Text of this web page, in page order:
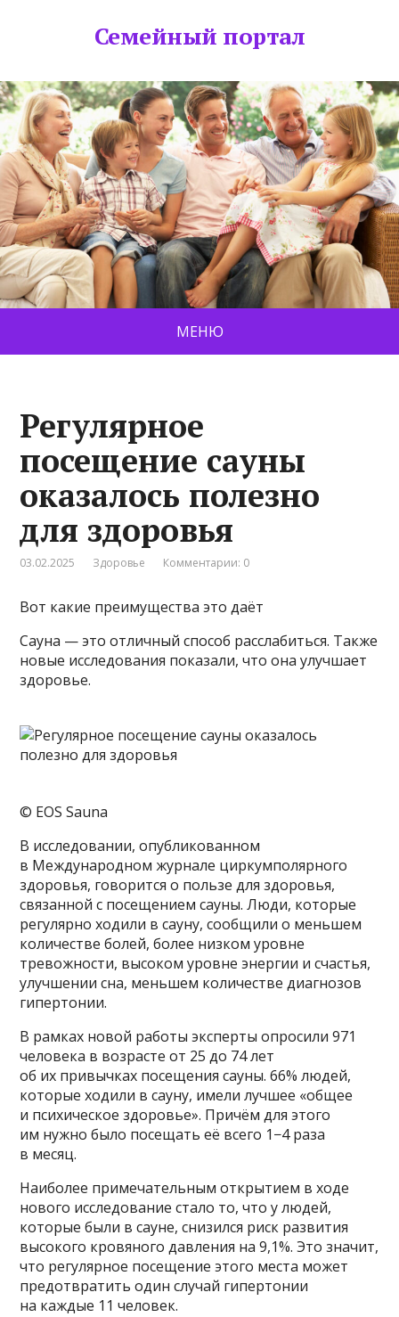
Семейный портал
МЕНЮ
Регулярное
посещение сауны
оказалось полезно
для здоровья
03.02.2025 Здоровье Комментарии: 0
Вот какие преимущества это даёт
Сауна — это отличный способ расслабиться. Также
новые исследования показали, что она улучшает
здоровье.
© EOS Sauna
В исследовании, опубликованном
в Международном журнале циркумполярного
здоровья, говорится о пользе для здоровья,
связанной с посещением сауны. Люди, которые
регулярно ходили в сауну, сообщили о меньшем
количестве болей, более низком уровне
тревожности, высоком уровне энергии и счастья,
улучшении сна, меньшем количестве диагнозов
гипертонии.
В рамках новой работы эксперты опросили 971
человека в возрасте от 25 до 74 лет
об их привычках посещения сауны. 66% людей,
которые ходили в сауну, имели лучшее «общее
и психическое здоровье». Причём для этого
им нужно было посещать её всего 1−4 раза
в месяц.
Наиболее примечательным открытием в ходе
нового исследование стало то, что у людей,
которые были в сауне, снизился риск развития
высокого кровяного давления на 9,1%. Это значит,
что регулярное посещение этого места может
предотвратить один случай гипертонии
на каждые 11 человек.